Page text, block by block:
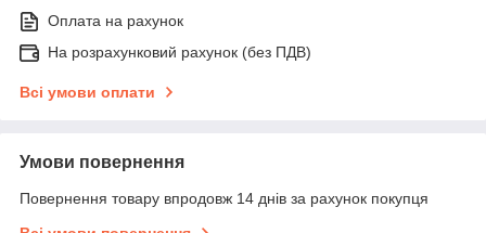
Оплата на рахунок
На розрахунковий рахунок (без ПДВ)
Всі умови оплати
Умови повернення
Повернення товару впродовж 14 днів за рахунок покупця